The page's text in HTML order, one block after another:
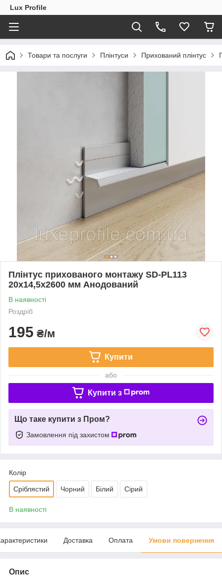
Lux Profile
Товари та послуги Плінтуси Прихований плінтус
Плінтус прихованого монтажу SD-PL113
20х14,5х2600 мм Анодований
В наявності
Роздріб
195 ₴/м
Купити
або
Купити з
Що таке купити з Пром?
Замовлення під захистом
Колір
Сріблястий Чорний Білий Сірий
В наявності
Доставка Оплата Умови повернення
Опис